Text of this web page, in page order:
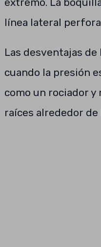
línea lateral
Las desventajas
cuando la presión
como un rociador y
raíces alrededor de